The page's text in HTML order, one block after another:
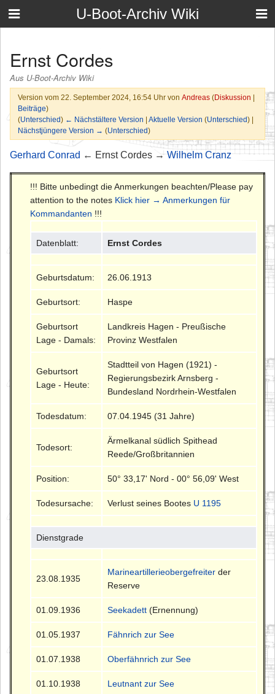
U-Boot-Archiv Wiki
Ernst Cordes
Aus U-Boot-Archiv Wiki
Version vom 22. September 2024, 16:54 Uhr von Andreas (Diskussion |
Beiträge)
(Unterschied) ← Nächstältere Version | Aktuelle Version (Unterschied) |
Nächstjüngere Version → (Unterschied)
Gerhard Conrad ← Ernst Cordes → Wilhelm Cranz
!!! Bitte unbedingt die Anmerkungen beachten/Please pay
attention to the notes Klick hier → Anmerkungen für
Kommandanten !!!
Datenblatt: Ernst Cordes
Geburtsdatum: 26.06.1913
Geburtsort: Haspe
Geburtsort
Lage - Damals:
Landkreis Hagen - Preußische
Provinz Westfalen
Geburtsort
Lage - Heute:
Stadtteil von Hagen (1921) -
Regierungsbezirk Arnsberg -
Bundesland Nordrhein-Westfalen
Todesdatum: 07.04.1945 (31 Jahre)
Todesort:
Ärmelkanal südlich Spithead
Reede/Großbritannien
Position: 50° 33,17' Nord - 00° 56,09' West
Todesursache: Verlust seines Bootes U 1195
Dienstgrade
23.08.1935
Marineartillerieobergefreiter der
Reserve
01.09.1936 Seekadett (Ernennung)
01.05.1937 Fähnrich zur See
01.07.1938 Oberfähnrich zur See
01.10.1938 Leutnant zur See